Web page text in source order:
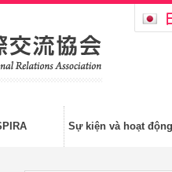
Sự kiện và hoạt động